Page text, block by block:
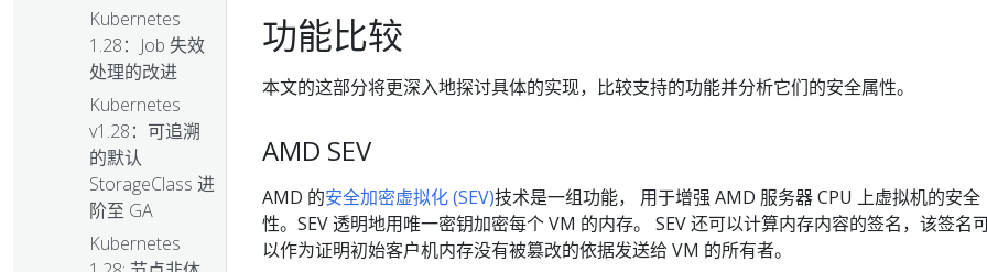
Kubernetes
1.28：Job 失效
处理的改进
Kubernetes
v1.28：可追溯
的默认
StorageClass 进
阶至 GA
Kubernetes
功能比较
本文的这部分将更深入地探讨具体的实现，比较支持的功能并分析它们的安全属性。
AMD SEV
AMD 的安全加密虚拟化 (SEV)技术是一组功能， 用于增强 AMD 服务器 CPU 上虚拟机的安全
性。SEV 透明地用唯一密钥加密每个 VM 的内存。 SEV 还可以计算内存内容的签名，该签名
以作为证明初始客户机内存没有被篡改的依据发送给 VM 的所有者。